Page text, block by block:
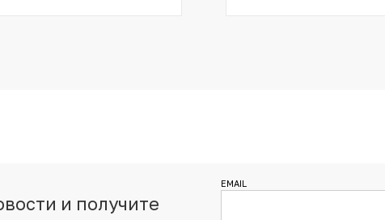
и получите
EMAIL